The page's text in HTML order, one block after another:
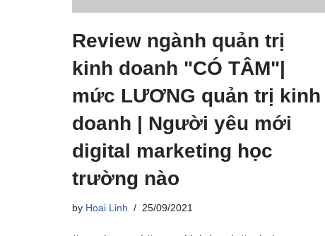
Review ngành quản trị
kinh doanh "CÓ TÂM"|
mức LƯƠNG quản trị kinh
doanh | Người yêu mới
digital marketing học
trường nào
by Hoai Linh 25/09/2021